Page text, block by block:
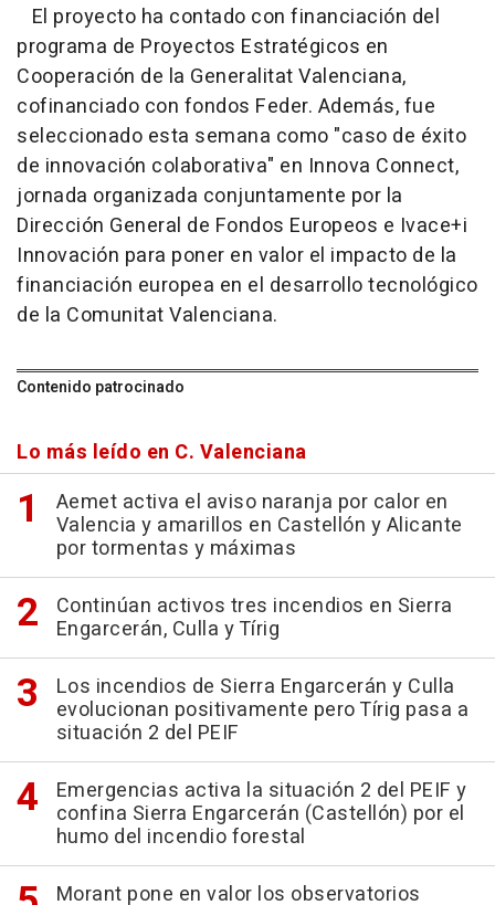
El proyecto ha contado con financiación del
programa de Proyectos Estratégicos en
Cooperación de la Generalitat Valenciana,
cofinanciado con fondos Feder. Además, fue
seleccionado esta semana como "caso de éxito
de innovación colaborativa" en Innova Connect,
jornada organizada conjuntamente por la
Dirección General de Fondos Europeos e Ivace+i
Innovación para poner en valor el impacto de la
financiación europea en el desarrollo tecnológico
de la Comunitat Valenciana.
Contenido patrocinado
Lo más leído en C. Valenciana
Aemet activa el aviso naranja por calor en
Valencia y amarillos en Castellón y Alicante
por tormentas y máximas
Continúan activos tres incendios en Sierra
Engarcerán, Culla y Tírig
Los incendios de Sierra Engarcerán y Culla
evolucionan positivamente pero Tírig pasa a
situación 2 del PEIF
Emergencias activa la situación 2 del PEIF y
confina Sierra Engarcerán (Castellón) por el
humo del incendio forestal
Morant pone en valor los observatorios